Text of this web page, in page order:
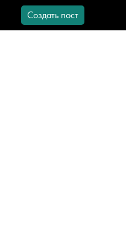
Создать пост